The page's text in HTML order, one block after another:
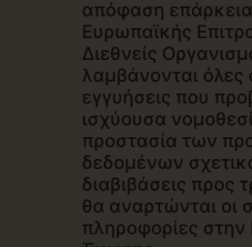
απόφαση
Ευρωπαϊκής
Διεθνείς
λαμβάνονται όλες
εγγυήσεις που
ισχύουσα
προστασία των
δεδομένων
διαβιβάσεις προς
θα αναρτώνται οι
πληροφορίες στην